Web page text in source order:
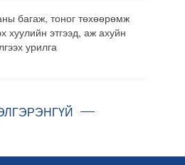
багаж, тоног төхөөрөмж
хуулийн этгээд, аж ахуйн
урилга